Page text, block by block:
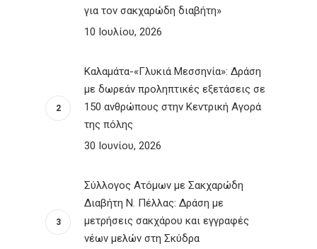
για τον σακχαρώδη διαβήτη»
10 Ιουλίου, 2026
Καλαμάτα-«Γλυκιά Μεσσηνία»: Δράση
με δωρεάν προληπτικές εξετάσεις σε
150 ανθρώπους στην Κεντρική Αγορά
της πόλης
30 Ιουνίου, 2026
Σύλλογος Ατόμων με Σακχαρώδη
Διαβήτη Ν. Πέλλας: Δράση με
μετρήσεις σακχάρου και εγγραφές
νέων μελών στη Σκύδρα